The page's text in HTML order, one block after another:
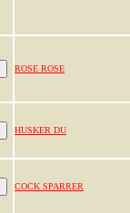
ROSE ROSE
HUSKER DU
COCK SPARRER